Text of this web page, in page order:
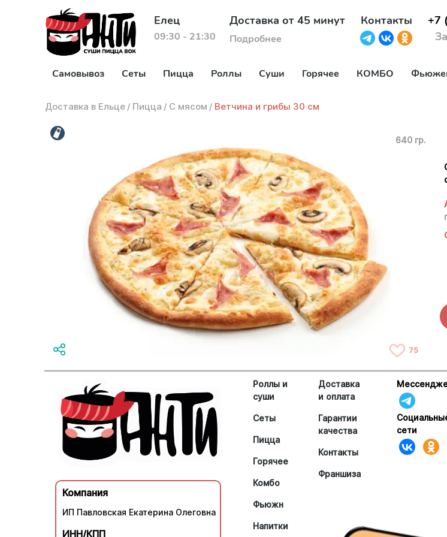
Елец
09:30 - 21:30
Доставка от 45 минут
Подробнее
Контакты
+7
Самовывоз Сеты Пицца Роллы Суши Горячее КОМБО
Доставка в Ельце / Пицца / С мясом / Ветчина и грибы 30 см
640 гр.
75
Компания
ИП Павловская Екатерина Олеговна
ИНН/КПП
Роллы и
суши
Сеты
Пицца
Горячее
Комбо
Фьюжн
Напитки
Доставка
и оплата
Гарантии
качества
Контакты
Франшиза
сети